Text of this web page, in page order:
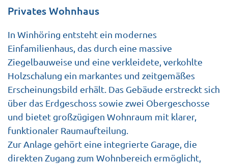
Privates Wohnhaus
In Winhöring entsteht ein modernes
Einfamilienhaus, das durch eine massive
Ziegelbauweise und eine verkleidete, verkohlte
Holzschalung ein markantes und zeitgemäßes
Erscheinungsbild erhält. Das Gebäude erstreckt sich
über das Erdgeschoss sowie zwei Obergeschosse
und bietet großzügigen Wohnraum mit klarer,
funktionaler Raumaufteilung.
Zur Anlage gehört eine integrierte Garage, die
direkten Zugang zum Wohnbereich ermöglicht,